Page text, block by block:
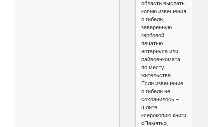
области выслать
копию извещения
о гибели,
заверенную
гербовой
печатью
нотариуса или
райвоенкомата
по месту
жительства.
Если извещение
о гибели не
сохранилось –
шлите
ксерокопию книги
«Память»,